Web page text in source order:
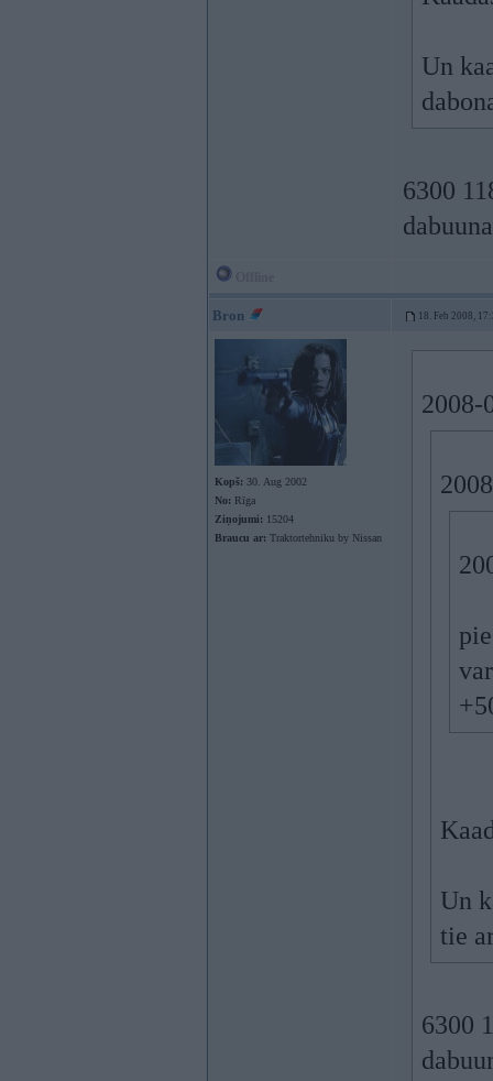
Un
6300
Bron 18. Feb 2008,
Kopš: 30. Aug 2002
No: Rīga
Ziņojumi: 15204
Braucu ar: Traktortehniku by Nissan
2008-
Un
tie
6300